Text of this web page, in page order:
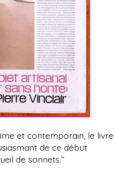
et contemporain, le livre
de ce début
de sonnets.”